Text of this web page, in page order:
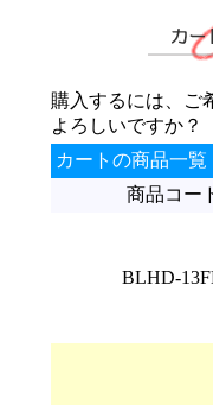
購入するには、ご
よろしいですか？
カートの商品一覧
商品コー
BLHD-